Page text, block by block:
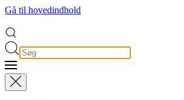
Gå til hovedindhold